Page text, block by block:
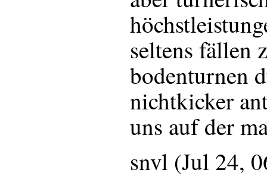
seltens fällen
bodenturnen
nichtkicker
uns auf der
snvl (Jul 24,